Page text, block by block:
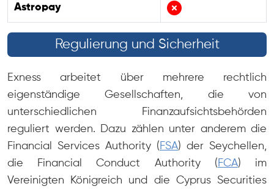
Astropay
Regulierung und Sicherheit
Exness arbeitet über mehrere rechtlich
eigenständige Gesellschaften, die von
unterschiedlichen Finanzaufsichtsbehörden
reguliert werden. Dazu zählen unter anderem die
Financial Services Authority (FSA) der Seychellen,
die Financial Conduct Authority (FCA) im
Vereinigten Königreich und die Cyprus Securities